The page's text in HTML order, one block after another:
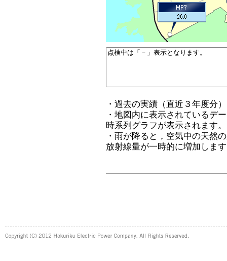
・過去の実績（直近３年度分
・地図内に表示されているデ
時系列グラフが表示されます。
・雨が降ると，空気中の天然
放射線量が一時的に増加しま